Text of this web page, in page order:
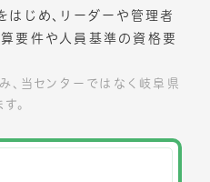
はじめ、リーダーや管理者
要件や人員基準の資格要
、当センターではなく岐阜県
。